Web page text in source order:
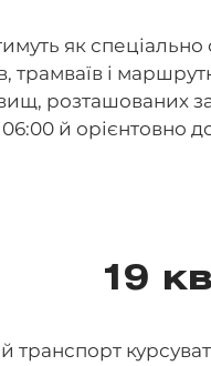
як спеціально
трамваїв і
розташованих
й орієнтовно
19
транспорт